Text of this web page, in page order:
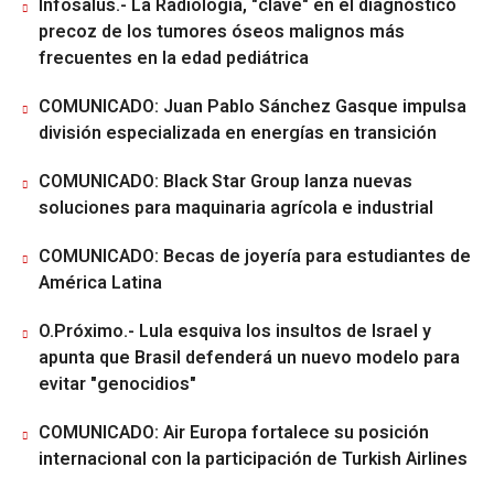
Infosalus.- La Radiología, "clave" en el diagnóstico
precoz de los tumores óseos malignos más
frecuentes en la edad pediátrica
COMUNICADO: Juan Pablo Sánchez Gasque impulsa
división especializada en energías en transición
COMUNICADO: Black Star Group lanza nuevas
soluciones para maquinaria agrícola e industrial
COMUNICADO: Becas de joyería para estudiantes de
América Latina
O.Próximo.- Lula esquiva los insultos de Israel y
apunta que Brasil defenderá un nuevo modelo para
evitar "genocidios"
COMUNICADO: Air Europa fortalece su posición
internacional con la participación de Turkish Airlines